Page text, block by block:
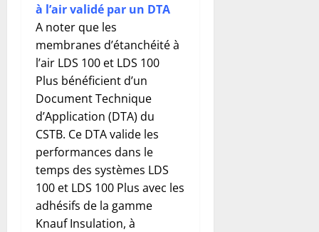
à l’air validé par un DTA
A noter que les
membranes d’étanchéité à
l’air LDS 100 et LDS 100
Plus bénéficient d’un
Document Technique
d’Application (DTA) du
CSTB. Ce DTA valide les
performances dans le
temps des systèmes LDS
100 et LDS 100 Plus avec les
adhésifs de la gamme
Knauf Insulation, à